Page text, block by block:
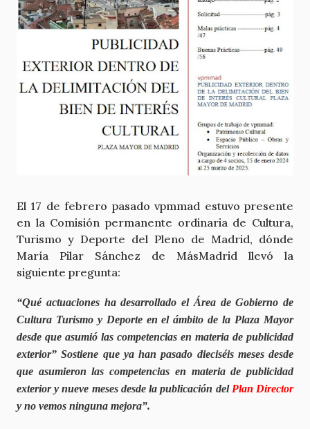
El 17 de febrero pasado vpmmad estuvo presente
en la Comisión permanente ordinaria de Cultura,
Turismo y Deporte del Pleno de Madrid, dónde
María Pilar Sánchez de MásMadrid llevó la
siguiente pregunta:
“Qué actuaciones ha desarrollado el Área de Gobierno de
Cultura Turismo y Deporte en el ámbito de la Plaza Mayor
desde que asumió las competencias en materia de publicidad
exterior” Sostiene que ya han pasado dieciséis meses desde
que asumieron las competencias en materia de publicidad
exterior y nueve meses desde la publicación delPlan Director
y no vemos ninguna mejora”.